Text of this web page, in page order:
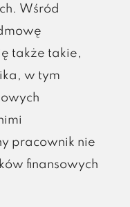
Wśród
także takie,
w tym
pracownik nie
finansowych